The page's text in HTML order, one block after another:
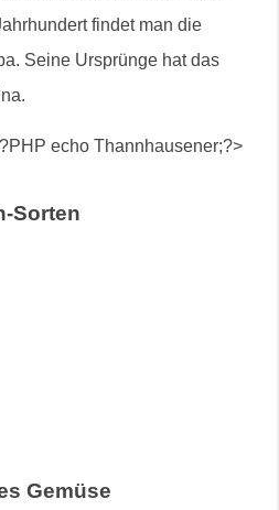
findet man die
Seine Ursprünge hat das
Sorten
Gemüse